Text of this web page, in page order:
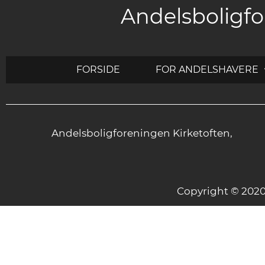
FORSIDE FOR ANDELSHAVERE
Andelsboligforeningen Kirketoften,
Copyright © 2020